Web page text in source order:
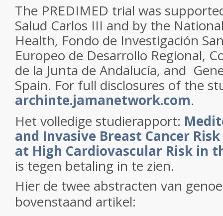
The PREDIMED trial was
Salud Carlos III and by the
Health, Fondo de Investigación
Europeo de Desarrollo Regional,
de la Junta de Andalucía, and
Spain. For full disclosures of the
archinte.jamanetwork.com.
Het volledige studierapport:
and Invasive Breast Cancer
at High Cardiovascular Risk in
is tegen betaling in te zien.
Hier de twee abstracten van
bovenstaand artikel: